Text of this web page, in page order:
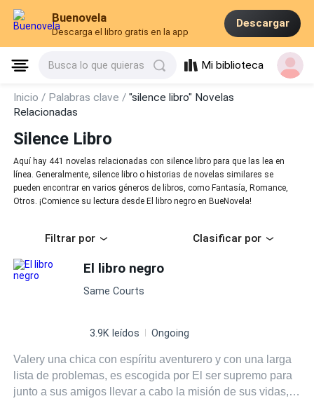
Buenovela
Descarga el libro gratis en la app
Descargar
Busca lo que quieras Mi biblioteca
Inicio / Palabras clave /"silence libro" Novelas
Relacionadas
Silence Libro
Aquí hay 441 novelas relacionadas con silence libro para que las lea en
línea. Generalmente, silence libro o historias de novelas similares se
pueden encontrar en varios géneros de libros, como Fantasía, Romance,
Otros. ¡Comience su lectura desde El libro negro en BueNovela!
Filtrar por Clasificar por
El libro negro
Same Courts
3.9K leídos Ongoing
Valery una chica con espíritu aventurero y con una larga
lista de problemas, es escogida por El ser supremo para
junto a sus amigos llevar a cabo la misión de sus vidas,